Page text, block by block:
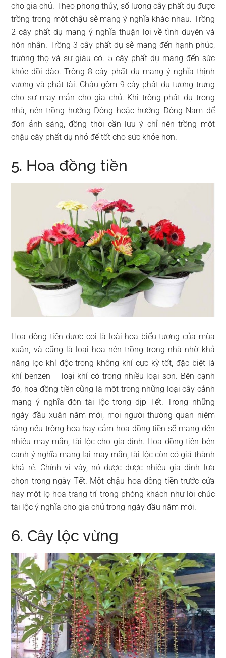
cho gia chủ. Theo phong thủy, số lượng cây phất dụ được
trồng trong một chậu sẽ mang ý nghĩa khác nhau. Trồng
2 cây phất dụ mang ý nghĩa thuận lợi về tình duyên và
hôn nhân. Trồng 3 cây phất dụ sẽ mang đến hạnh phúc,
trường thọ và sự giàu có. 5 cây phất dụ mang đến sức
khỏe dồi dào. Trồng 8 cây phất dụ mang ý nghĩa thịnh
vượng và phát tài. Chậu gồm 9 cây phất dụ tượng trưng
cho sự may mắn cho gia chủ. Khi trồng phất dụ trong
nhà, nên trồng hướng Đông hoặc hướng Đông Nam để
đón ảnh sáng, đồng thời cần lưu ý chỉ nên trồng một
chậu cây phất dụ nhỏ để tốt cho sức khỏe hơn.
5. Hoa đồng tiền
Hoa đồng tiền được coi là loài hoa biểu tượng của mùa
xuân, và cũng là loại hoa nên trồng trong nhà nhờ khả
năng lọc khí độc trong không khí cực kỳ tốt, đặc biệt là
khí benzen – loại khí có trong nhiều loại sơn. Bên cạnh
đó, hoa đồng tiền cũng là một trong những loại cây cảnh
mang ý nghĩa đón tài lộc trong dịp Tết. Trong những
ngày đầu xuân năm mới, mọi người thường quan niệm
rằng nếu trồng hoa hay cắm hoa đồng tiền sẽ mang đến
nhiều may mắn, tài lộc cho gia đình. Hoa đồng tiền bên
cạnh ý nghĩa mang lại may mắn, tài lộc còn có giá thành
khá rẻ. Chính vì vậy, nó được được nhiều gia đình lựa
chọn trong ngày Tết. Một chậu hoa đồng tiền trước cửa
hay một lọ hoa trang trí trong phòng khách như lời chúc
tài lộc ý nghĩa cho gia chủ trong ngày đầu năm mới.
6. Cây lộc vừng